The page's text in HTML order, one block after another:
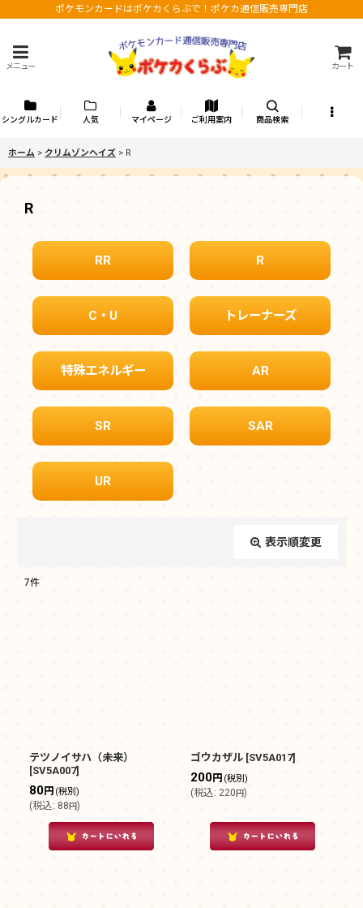
ポケモンカードはポケカくらぶで！ポケカ通信販売専門店
メニュー カート
シングルカード 人気 マイページ ご利用案内 商品検索
ホーム > クリムゾンヘイズ > R
R
RR R
C・U トレーナーズ
特殊エネルギー AR
SR SAR
UR
表示順変更
7件
テツノイサハ（未来）
[SV5A007]
80円 (税別)
(税込: 88円)
ゴウカザル [SV5A017]
200円 (税別)
(税込: 220円)